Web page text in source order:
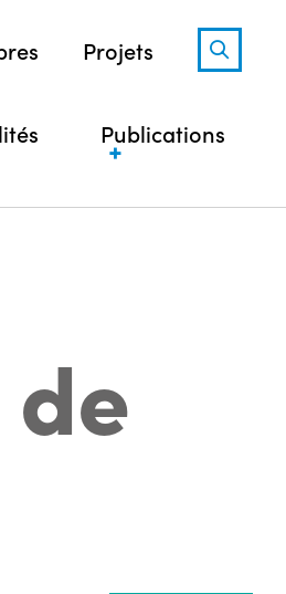
Projets
Publications